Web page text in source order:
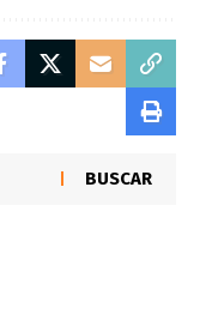
BUSCAR